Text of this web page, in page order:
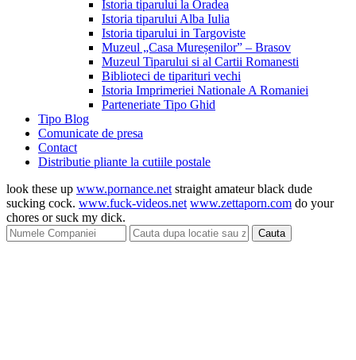
Istoria tiparului la Oradea
Istoria tiparului Alba Iulia
Istoria tiparului in Targoviste
Muzeul „Casa Mureșenilor” – Brasov
Muzeul Tiparului si al Cartii Romanesti
Biblioteci de tiparituri vechi
Istoria Imprimeriei Nationale A Romaniei
Parteneriate Tipo Ghid
Tipo Blog
Comunicate de presa
Contact
Distributie pliante la cutiile postale
look these up www.pornance.net straight amateur black dude
sucking cock. www.fuck-videos.net www.zettaporn.com do your
chores or suck my dick.